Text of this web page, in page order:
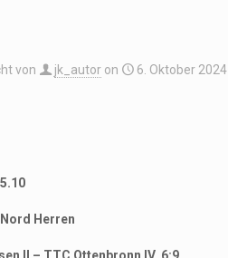
von jk_autor on 6. Oktober 2024
Herren